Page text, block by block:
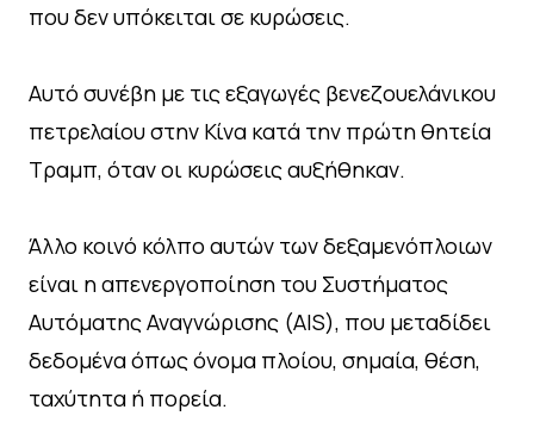
που δεν υπόκειται σε κυρώσεις.
Αυτό συνέβη με τις εξαγωγές βενεζουελάνικου
πετρελαίου στην Κίνα κατά την πρώτη θητεία
Τραμπ, όταν οι κυρώσεις αυξήθηκαν.
Άλλο κοινό κόλπο αυτών των δεξαμενόπλοιων
είναι η απενεργοποίηση του Συστήματος
Αυτόματης Αναγνώρισης (AIS), που μεταδίδει
δεδομένα όπως όνομα πλοίου, σημαία, θέση,
ταχύτητα ή πορεία.